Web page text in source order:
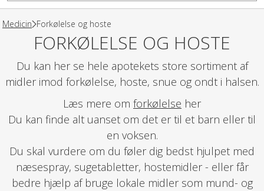
Medicin Forkølelse og hoste
FORKØLELSE OG HOSTE
Du kan her se hele apotekets store sortiment af
midler imod forkølelse, hoste, snue og ondt i halsen.
Læs mere om forkølelse her
Du kan finde alt uanset om det er til et barn eller til
en voksen.
Du skal vurdere om du føler dig bedst hjulpet med
næsespray, sugetabletter, hostemidler - eller får
bedre hjælp af bruge lokale midler som mund- og